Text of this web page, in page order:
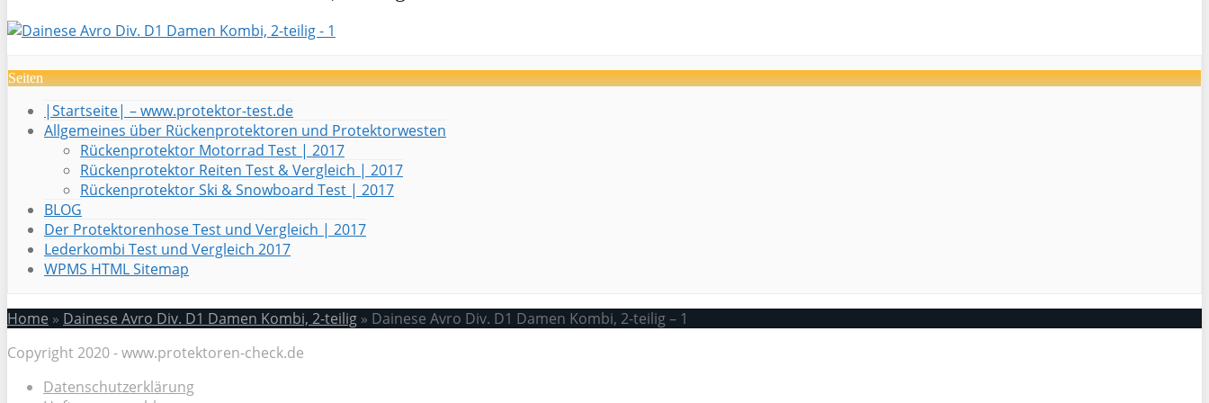
Seiten
|Startseite| – www.protektor-test.de
Allgemeines über Rückenprotektoren und Protektorwesten
Rückenprotektor Motorrad Test | 2017
Rückenprotektor Reiten Test & Vergleich | 2017
Rückenprotektor Ski & Snowboard Test | 2017
BLOG
Der Protektorenhose Test und Vergleich | 2017
Lederkombi Test und Vergleich 2017
WPMS HTML Sitemap
Home » Dainese Avro Div. D1 Damen Kombi, 2-teilig » Dainese Avro Div. D1 Damen Kombi, 2-teilig – 1
Copyright 2020 - www.protektoren-check.de
Datenschutzerklärung